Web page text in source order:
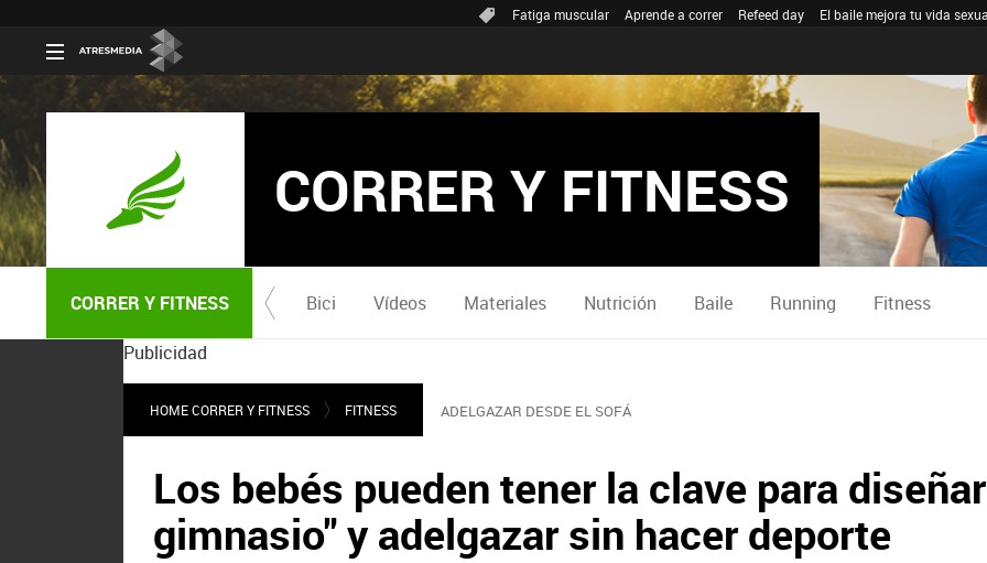
Fatiga muscular Aprende a correr Refeed day El baile mejora tu vida
CORRER Y FITNESS
CORRER Y FITNESS Bici Vídeos Materiales Nutrición Baile Running Fitness
Publicidad
HOME CORRER Y FITNESS FITNESS ADELGAZAR DESDE EL SOFÁ
Los bebés pueden tener la clave para
gimnasio" y adelgazar sin hacer deporte